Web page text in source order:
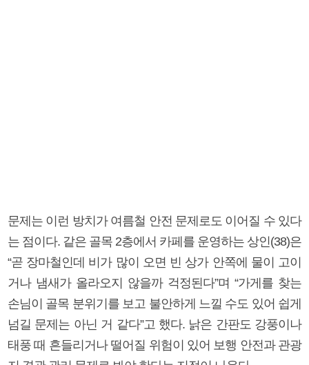
문제는 이런 방치가 여름철 안전 문제로도 이어질 수 있다
는 점이다. 같은 골목 2층에서 카페를 운영하는 상인(38)은
“곧 장마철인데 비가 많이 오면 빈 상가 안쪽에 물이 고이
거나 냄새가 올라오지 않을까 걱정된다”며 “가게를 찾는
손님이 골목 분위기를 보고 불안하게 느낄 수도 있어 쉽게
넘길 문제는 아닌 거 같다”고 했다. 낡은 간판도 강풍이나
태풍 때 흔들리거나 떨어질 위험이 있어 보행 안전과 관광